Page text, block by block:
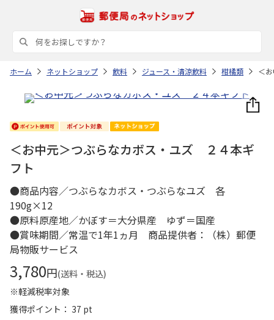
ホーム ネットショップ 飲料 ジュース・清涼飲料 柑橘類 ＜
＜お中元＞つぶらなカボス・ユズ ２４本ギ
フト
●商品内容／つぶらなカボス・つぶらなユズ 各
190g×12
●原料原産地／かぼす＝大分県産 ゆず＝国産
●賞味期間／常温で1年1ヵ月 商品提供者：（株）郵便
局物販サービス
3,780円(送料・税込)
※軽減税率対象
獲得ポイント： 37 pt